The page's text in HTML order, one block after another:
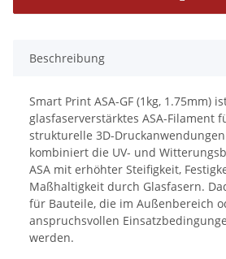
Beschreibung
Smart Print ASA-GF (1kg, 1.75mm)
glasfaserverstärktes ASA-Filament
strukturelle 3D-
kombiniert die UV- und
ASA mit erhöhter Steifigkeit,
Maßhaltigkeit durch Glasfasern.
für Bauteile, die im Außenbereich
anspruchsvollen
werden.